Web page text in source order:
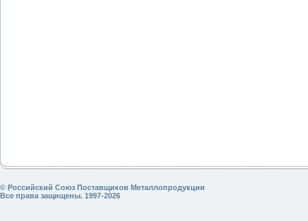
© Российский Союз Поставщиков Металлопродукции
Все права защищены. 1997-2026